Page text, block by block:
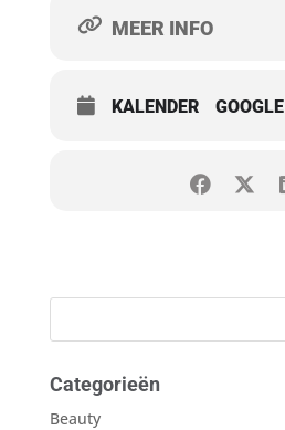
MEER INFO
KALENDER GOOGLE
Categorieën
Beauty